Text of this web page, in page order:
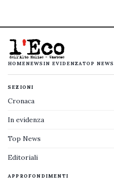
HOMENEWS IN EVIDENZATOP NEWS
SEZIONI
Cronaca
In evidenza
Top News
Editoriali
APPROFONDIMENTI